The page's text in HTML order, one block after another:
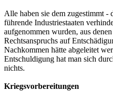
Alle haben sie dem zugestimmt -
führende Industriestaaten
aufgenommen wurden, aus
Rechtsanspruchs auf
Nachkommen hätte abgeleitet
Entschuldigung hat man sich
nichts.
Kriegsvorbereitungen